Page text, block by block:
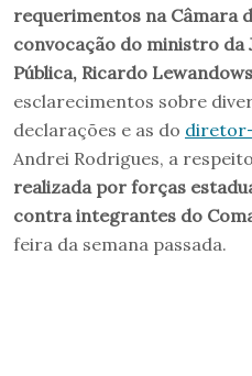
requerimentos na Câmara
convocação do ministro da
Pública, Ricardo
esclarecimentos sobre
declarações e as do
Andrei Rodrigues, a
realizada por forças
contra integrantes do
feira da semana passada.